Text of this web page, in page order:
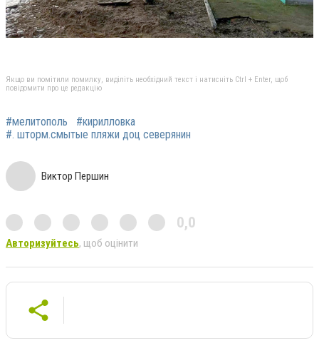
Якщо ви помітили помилку, виділіть необхідний текст і натисніть Ctrl + Enter, щоб
повідомити про це редакцію
#мелитополь
#кирилловка
#. шторм.смытые пляжи доц северянин
Виктор Першин
0,0
Авторизуйтесь, щоб оцінити